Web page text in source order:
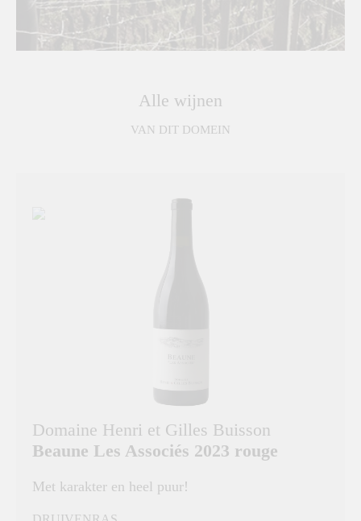
Alle wijnen
VAN DIT DOMEIN
Domaine Henri et Gilles Buisson
Beaune Les Associés 2023 rouge
Met karakter en heel puur!